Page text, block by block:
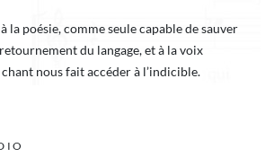
la poésie, comme seule capable de sauver
du langage, et à la voix
nous fait accéder à l’indicible.